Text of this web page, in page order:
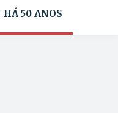
HÁ 50 ANOS